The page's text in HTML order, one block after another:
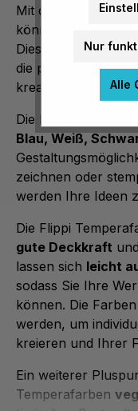
Mit dem Flippi
können Sie Ihrer
Dieses Set enthält
die perfekt für
kreative Hobbys
Die Farbpalette
Blau, Weiß,
zeichnen oder
werden Ihre Ideen
Die Flippi
gute Deckkraft
lassen sich leicht
sodass Sie Ihre
können. Die
werden, um
kreieren und Ihrer
Ein weiterer
Temperafarben
Nur
Alle